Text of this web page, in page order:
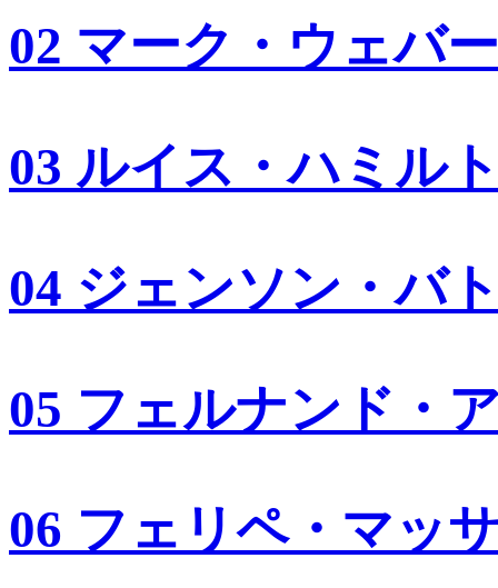
02 マーク・ウェバー
03 ルイス・ハミル
04 ジェンソン・バ
05 フェルナンド・
06 フェリペ・マッ